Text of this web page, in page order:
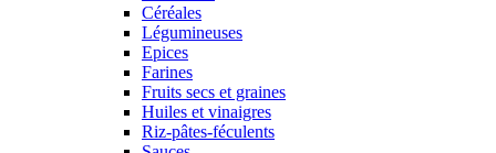
Céréales
Légumineuses
Epices
Farines
Fruits secs et graines
Huiles et vinaigres
Riz-pâtes-féculents